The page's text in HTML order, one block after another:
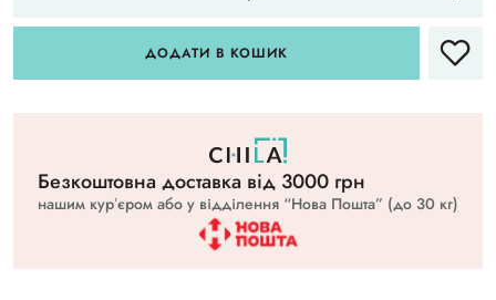
ДОДАТИ В КОШИК
Безкоштовна доставка вiд 3000 грн
нашим курʼєром або у відділення “Нова Пошта” (до 30 кг)